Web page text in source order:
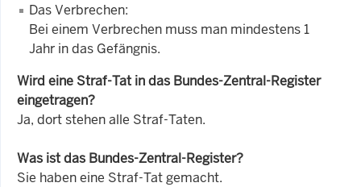
Das Verbrechen:
Bei einem Verbrechen muss man mindestens 1
Jahr in das Gefängnis.
Wird eine Straf-Tat in das Bundes-Zentral-Register
eingetragen?
Ja, dort stehen alle Straf-Taten.
Was ist das Bundes-Zentral-Register?
Sie haben eine Straf-Tat gemacht.